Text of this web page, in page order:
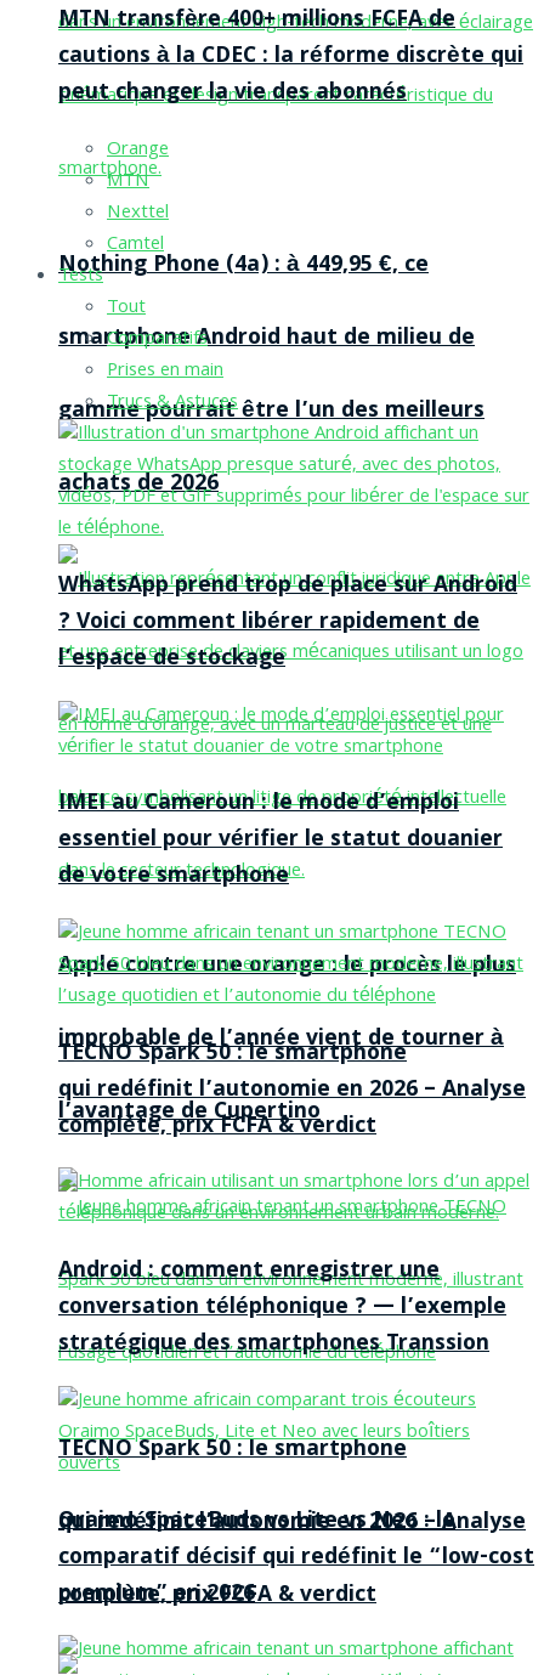
Nothing Phone (4a) : à 449,95 €, ce
smartphone Android haut de milieu de
gamme pourrait être l’un des meilleurs
achats de 2026
Apple contre une orange : le procès le plus
improbable de l’année vient de tourner à
l’avantage de Cupertino
TECNO Spark 50 : le smartphone
qui redéfinit l’autonomie en 2026 – Analyse
complète, prix FCFA & verdict
MTN transfère 400+ millions FCFA de
cautions à la CDEC : la réforme discrète qui
peut changer la vie des abonnés
Orange
MTN
Nexttel
Camtel
Tests
Tout
Comparatifs
Prises en main
Trucs & Astuces
WhatsApp prend trop de place sur Android
? Voici comment libérer rapidement de
l’espace de stockage
IMEI au Cameroun : le mode d’emploi
essentiel pour vérifier le statut douanier
de votre smartphone
TECNO Spark 50 : le smartphone
qui redéfinit l’autonomie en 2026 – Analyse
complète, prix FCFA & verdict
Android : comment enregistrer une
conversation téléphonique ? — l’exemple
stratégique des smartphones Transsion
Oraimo SpaceBuds vs Lite vs Neo : le
comparatif décisif qui redéfinit le “low-cost
premium” en 2026